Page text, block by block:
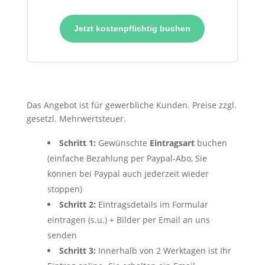
Jetzt kostenpflichtig buchen
Das Angebot ist für gewerbliche Kunden. Preise zzgl.
gesetzl. Mehrwertsteuer.
Schritt 1: Gewünschte Eintragsart buchen
(einfache Bezahlung per Paypal-Abo, Sie
können bei Paypal auch jederzeit wieder
stoppen)
Schritt 2: Eintragsdetails im Formular
eintragen (s.u.) + Bilder per Email an uns
senden
Schritt 3: Innerhalb von 2 Werktagen ist Ihr